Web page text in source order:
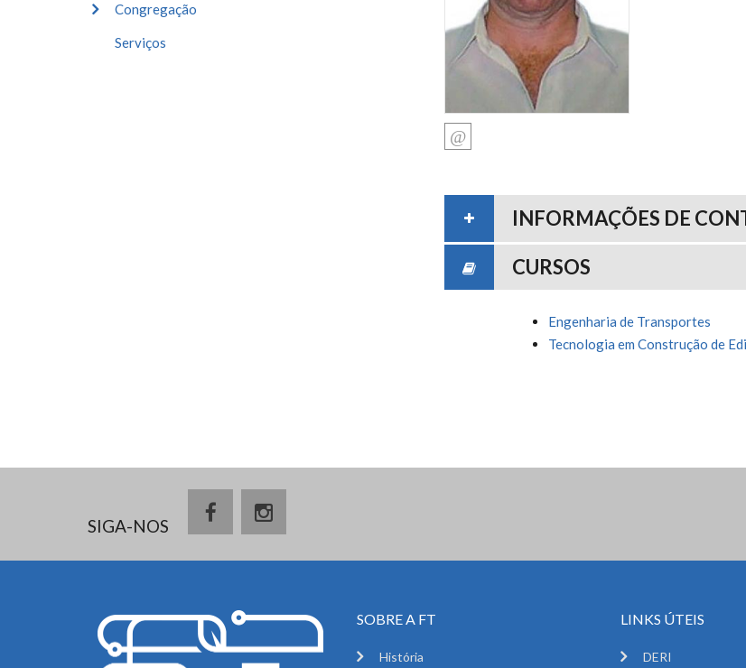
Congregação
Serviços
INFORMAÇÕES DE
CURSOS
Engenharia de Transportes
Tecnologia em Construção de
SIGA-NOS
SOBRE A FT
História
LINKS ÚTEIS
DERI